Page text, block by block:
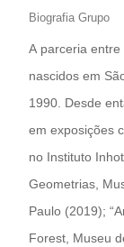
Biografia Grupo
A parceria
nascidos em
1990. Desde
em exposições
no Instituto
Geometrias,
Paulo (2019);
Forest, Museu